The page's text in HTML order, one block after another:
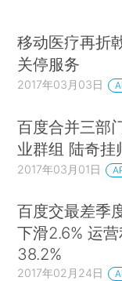
移动医疗再折
关停服务
2017年03月03日
百度合并三部
业群组 陆奇挂
2017年03月01日
百度交最差季
下滑2.6% 运
38.2%
2017年02月24日